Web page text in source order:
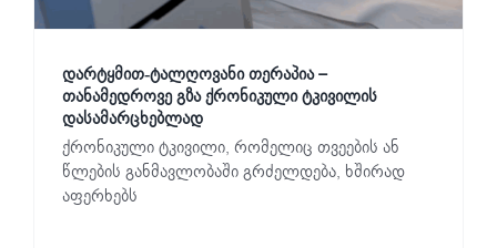
დარტყმით-ტალღოვანი თერაპია –
თანამედროვე გზა ქრონიკული ტკივილის
დასამარცხებლად
ქრონიკული ტკივილი, რომელიც თვეების ან
წლების განმავლობაში გრძელდება, ხშირად
აფერხებს